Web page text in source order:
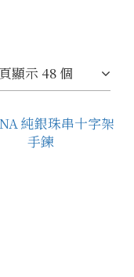
。
顯示 48 個